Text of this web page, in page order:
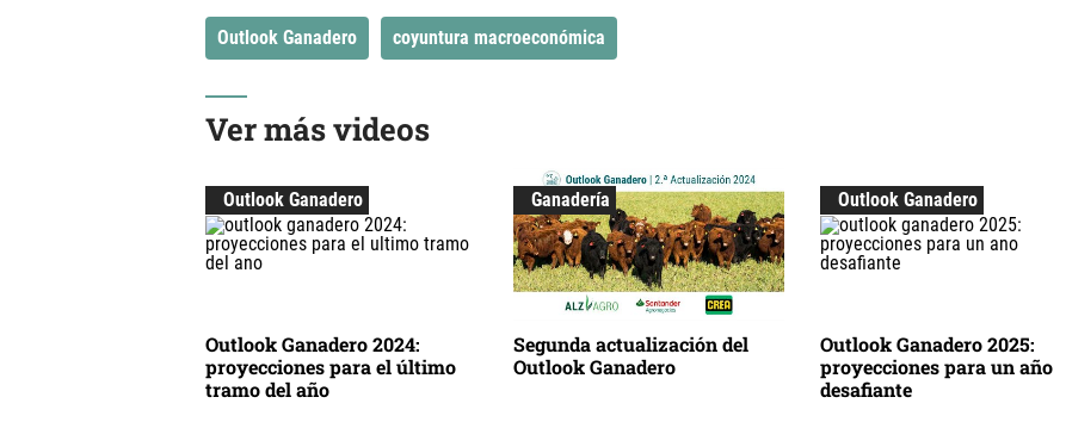
Outlook Ganadero coyuntura macroeconómica
Ver más videos
Outlook Ganadero
Outlook Ganadero 2024:
proyecciones para el último
tramo del año
Ganadería
Segunda actualización del
Outlook Ganadero
Outlook Ganadero
Outlook Ganadero 2025:
proyecciones para un año
desafiante